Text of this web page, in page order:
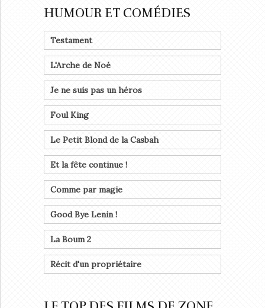
HUMOUR ET COMÉDIES
Testament
L'Arche de Noé
Je ne suis pas un héros
Foul King
Le Petit Blond de la Casbah
Et la fête continue !
Comme par magie
Good Bye Lenin !
La Boum 2
Récit d'un propriétaire